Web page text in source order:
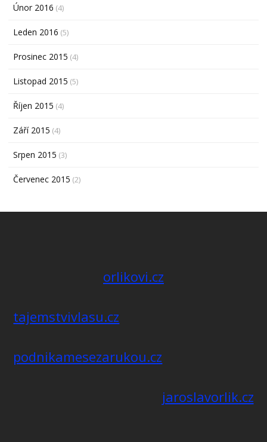
Únor 2016 (4)
Leden 2016 (5)
Prosinec 2015 (4)
Listopad 2015 (5)
Říjen 2015 (4)
Září 2015 (4)
Srpen 2015 (3)
Červenec 2015 (2)
orlikovi.cz
tajemstvivlasu.cz
podnikamesezarukou.cz
jaroslavorlik.cz